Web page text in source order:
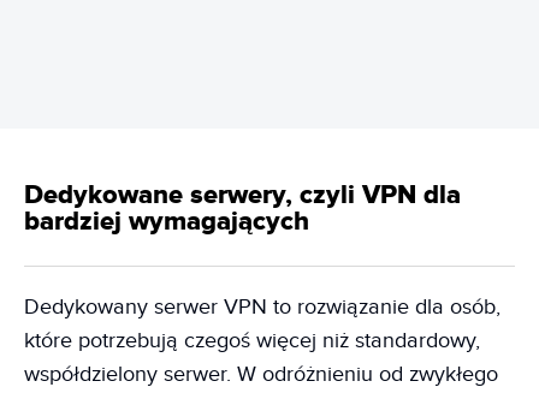
Dedykowane serwery, czyli VPN dla
bardziej wymagających
Dedykowany serwer VPN to rozwiązanie dla osób,
które potrzebują czegoś więcej niż standardowy,
współdzielony serwer. W odróżnieniu od zwykłego